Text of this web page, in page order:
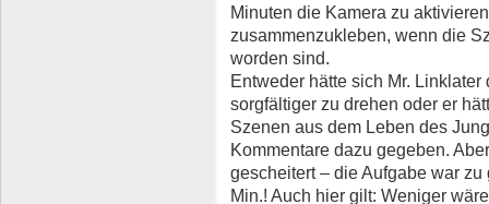
Minuten die Kamera zu
zusammenzukleben, wenn die
worden sind.
Entweder hätte sich Mr.
sorgfältiger zu drehen oder er
Szenen aus dem Leben des
Kommentare dazu gegeben.
gescheitert – die Aufgabe war
Min.! Auch hier gilt: Weniger